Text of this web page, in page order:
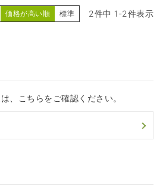
、こちらをご確認ください。
価格が高い順 標準 2件中 1-2件表示